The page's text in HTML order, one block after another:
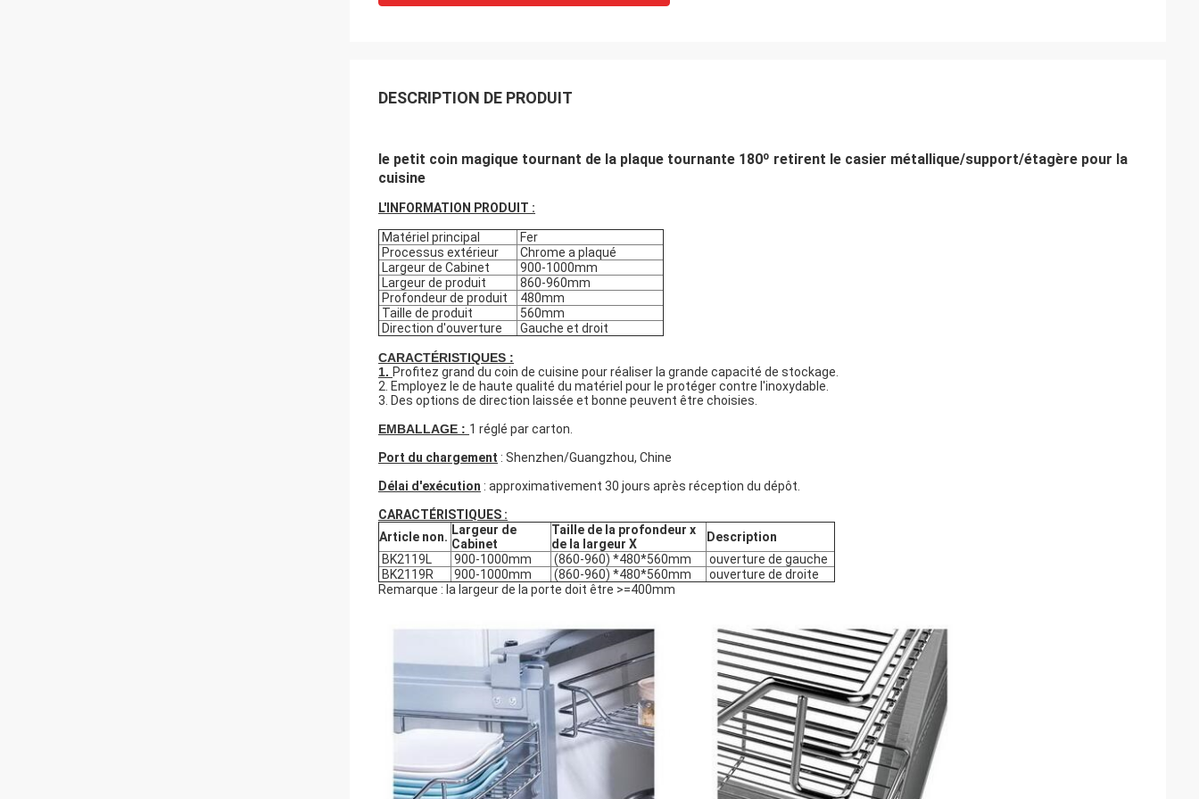
DESCRIPTION DE PRODUIT
le petit coin magique tournant de la plaque tournante 180º retirent le casier métallique/support/étagère pour la
cuisine
L'INFORMATION PRODUIT :
Matériel principal
Fer
Processus extérieur
Chrome a plaqué
Largeur de Cabinet
900-1000mm
Largeur de produit
860-960mm
Profondeur de produit
480mm
Taille de produit
560mm
Direction d'ouverture
Gauche et droit
CARACTÉRISTIQUES :
1. Profitez grand du coin de cuisine pour réaliser la grande capacité de stockage.
2. Employez le de haute qualité du matériel pour le protéger contre l'inoxydable.
3. Des options de direction laissée et bonne peuvent être choisies.
EMBALLAGE : 1 réglé par carton.
Port du chargement : Shenzhen/Guangzhou, Chine
Délai d'exécution : approximativement 30 jours après réception du dépôt.
CARACTÉRISTIQUES :
Article non. Largeur de
Cabinet
Taille de la profondeur x
de la largeur X
Description
BK2119L
900-1000mm (860-960) *480*560mm
ouverture de gauche
BK2119R
900-1000mm (860-960) *480*560mm
ouverture de droite
Remarque : la largeur de la porte doit être >=400mm